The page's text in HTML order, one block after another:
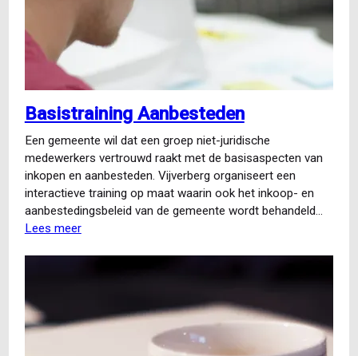
algemene
voorwaarden
Basistraining Aanbesteden
Een gemeente wil dat een groep niet-juridische
medewerkers vertrouwd raakt met de basisaspecten van
inkopen en aanbesteden. Vijverberg organiseert een
interactieve training op maat waarin ook het inkoop- en
aanbestedingsbeleid van de gemeente wordt behandeld…
Lees meerover